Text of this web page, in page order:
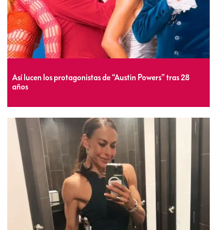
Así lucen los protagonistas de “Austin Powers” tras 28
años